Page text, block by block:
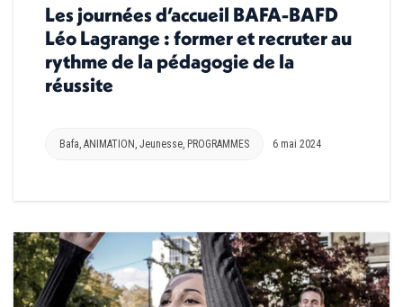
Les journées d’accueil BAFA-BAFD
Léo Lagrange : former et recruter au
rythme de la pédagogie de la
réussite
Bafa ANIMATION Jeunesse PROGRAMMES 6 mai 2024